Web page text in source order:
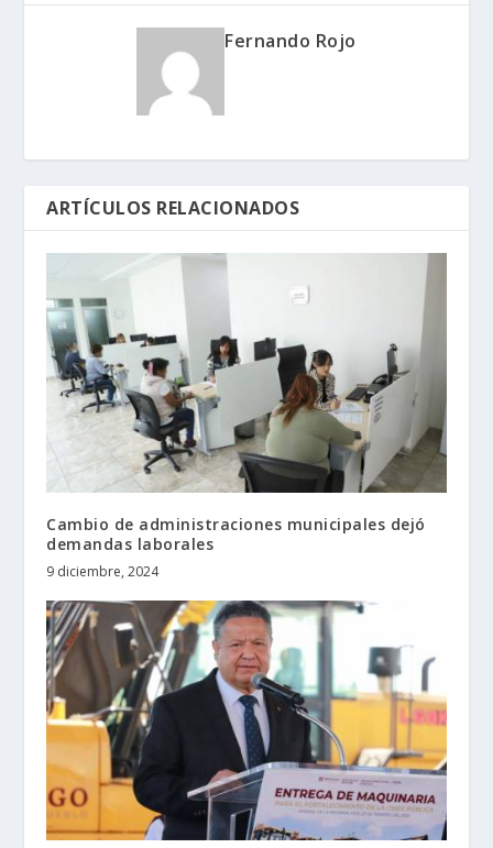
Fernando Rojo
ARTÍCULOS RELACIONADOS
Cambio de administraciones municipales dejó
demandas laborales
9 diciembre, 2024